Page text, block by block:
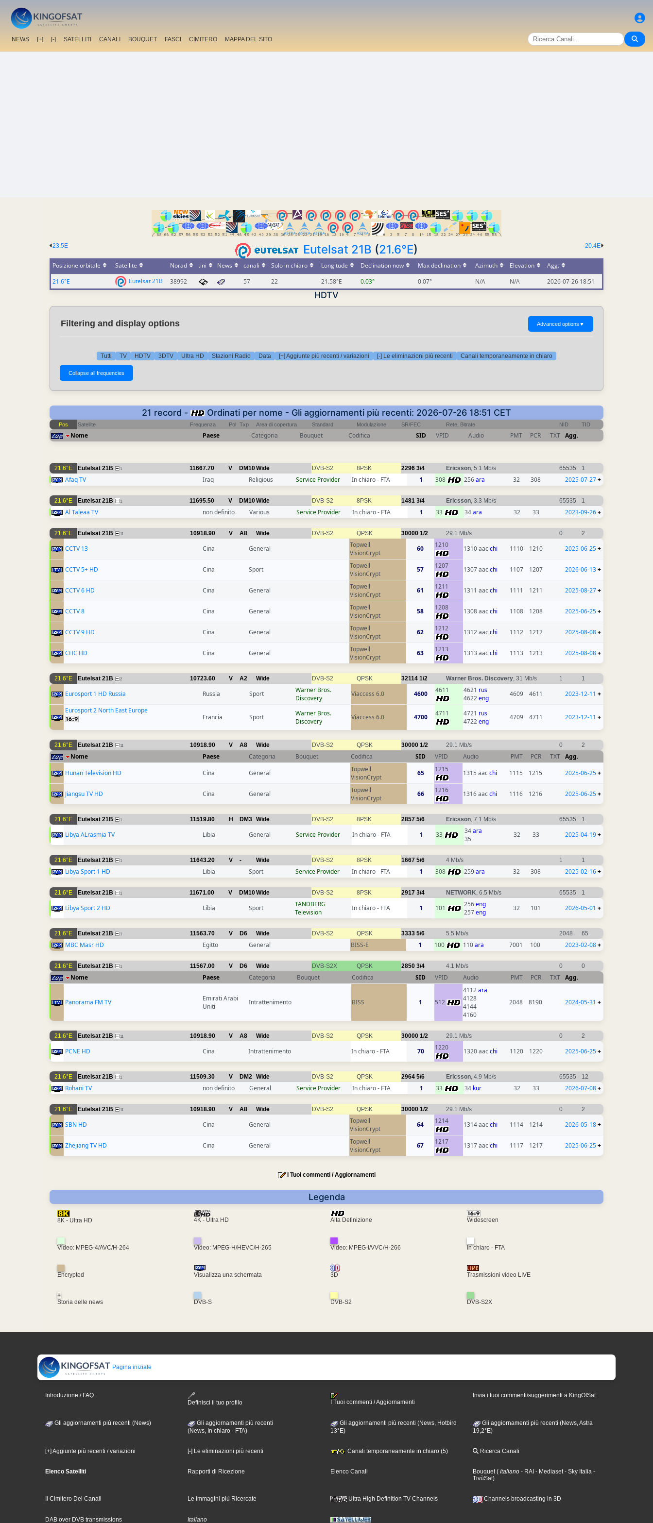
NEWS [+] [-] SATELLITI CANALI BOUQUET FASCI CIMITERO MAPPA DEL SITO
20.4E
23.5E Eutelsat 21B (21.6°E)
Posizione orbitale Satellite Norad .ini News canali Solo in chiaro Longitude Declination now Max declination Azimuth Elevation
Agg.
21.6°E
Eutelsat 21B 38992 57 22 21.58°E 0.03° 0.07° N/A N/A 2026-07-26 18:51
HDTV
Filtering and display options Advanced options ▼
Tutti TV HDTV 3DTV Ultra HD Stazioni Radio Data [+] Aggiunte più recenti / variazioni [-] Le eliminazioni più recenti Canali temporaneamente in chiaro
21 record - Ordinati per nome - Gli aggiornamenti più recenti: 2026-07-26 18:51 CET
Pos Satellite Frequenza Pol Txp Area di copertura Standard Modulazione SR/FEC Rete, Bitrate NID TID
Nome Paese Categoria Bouquet Codifica SID VPID Audio PMT PCR TXT Agg.
21.6°E Eutelsat 21B 1 11667.70 V DM10Wide DVB-S2 8PSK 2296 3/4 Ericsson , 5.1 Mb/s 65535 1
Afaq TV Iraq Religious Service Provider In chiaro - FTA 1 308 256ara 32 308 2025-07-27+
21.6°E Eutelsat 21B 1 11695.50 V DM10Wide DVB-S2 8PSK 1481 3/4 Ericsson , 3.3 Mb/s 65535 1
Al Taleaa TV non definito Various Service Provider In chiaro - FTA 1 33 34ara 32 33 2023-09-26+
21.6°E Eutelsat 21B 11 10918.90 V A8 Wide DVB-S2 QPSK 30000 1/2 29.1 Mb/s 0 2
CCTV 13 Cina General
Topwell
VisionCrypt
60 1210 1310 aacchi 1110 1210 2025-06-25+
CCTV 5+ HD Cina Sport
Topwell
VisionCrypt
57 1207 1307 aacchi 1107 1207 2026-06-13+
CCTV 6 HD Cina General
Topwell
VisionCrypt
61 1211 1311 aacchi 1111 1211 2025-08-27+
CCTV 8 Cina General
Topwell
VisionCrypt
58 1208 1308 aacchi 1108 1208 2025-06-25+
CCTV 9 HD Cina General
Topwell
VisionCrypt
62 1212 1312 aacchi 1112 1212 2025-08-08+
CHC HD Cina General
Topwell
VisionCrypt
63 1213 1313 aacchi 1113 1213 2025-08-08+
21.6°E Eutelsat 21B 2 10723.60 V A2 Wide DVB-S2 QPSK 32114 1/2 Warner Bros. Discovery , 31 Mb/s 1 1
Eurosport 1 HD Russia Russia Sport
Warner Bros.
Discovery
Viaccess 6.0 4600 4611 4621 rus
4622eng
4609 4611 2023-12-11 +
Eurosport 2 North East Europe
Francia
Sport
Warner Bros.
Discovery
Viaccess 6.0 4700 4711 4721 rus
4722eng
4709 4711 2023-12-11 +
21.6°E Eutelsat 21B 11 10918.90 V A8 Wide DVB-S2 QPSK 30000 1/2 29.1 Mb/s 0 2
Nome Paese Categoria Bouquet Codifica SID VPID Audio PMT PCR TXT Agg.
Hunan Television HD
Cina General
Topwell
VisionCrypt
65 1215 1315 aacchi 1115 1215 2025-06-25+
Jiangsu TV HD Cina General
Topwell
VisionCrypt
66 1216 1316 aacchi 1116 1216 2025-06-25+
21.6°E Eutelsat 21B 1 11519.80 H DM3 Wide DVB-S2 8PSK 2857 5/6 Ericsson , 7.1 Mb/s 65535 1
Libya ALrasmia TV Libia General Service Provider In chiaro - FTA 1 33 34ara
35
32 33 2025-04-19+
21.6°E Eutelsat 21B 1 11643.20 V - Wide DVB-S2 8PSK 1667 5/6 4 Mb/s 1 1
Libya Sport 1 HD Libia Sport Service Provider In chiaro - FTA 1 308 259ara 32 308 2025-02-16+
21.6°E Eutelsat 21B 1 11671.00 V DM10Wide DVB-S2 8PSK 2917 3/4 NETWORK , 6.5 Mb/s 65535 1
Libya Sport 2 HD Libia Sport
TANDBERG
Television
In chiaro - FTA 1 101 256eng
257eng
32 101 2026-05-01 +
21.6°E Eutelsat 21B 1 11563.70 V D6 Wide DVB-S2 QPSK 3333 5/6 5.5 Mb/s 2048 65
MBC Masr HD Egitto General BISS-E 1 100 110ara 7001 100 2023-02-08+
21.6°E Eutelsat 21B 1 11567.00 V D6 Wide DVB-S2X QPSK 2850 3/4 4.1 Mb/s 0 0
Nome Paese Categoria Bouquet Codifica SID VPID Audio PMT PCR TXT Agg.
Panorama FM TV
Emirati Arabi
Uniti
Intrattenimento BISS 1 512
4112ara
4128
4144
4160
2048 8190 2024-05-31 +
21.6°E Eutelsat 21B 11 10918.90 V A8 Wide DVB-S2 QPSK 30000 1/2 29.1 Mb/s 0 2
PCNE HD Cina Intrattenimento In chiaro - FTA 70 1220 1320 aacchi 1120 1220 2025-06-25+
21.6°E Eutelsat 21B 1 11509.30 V DM2 Wide DVB-S2 QPSK 2964 5/6 Ericsson , 4.9 Mb/s 65535 12
Rohani TV non definito General Service Provider In chiaro - FTA 1 33 34 kur 32 33 2026-07-08+
21.6°E Eutelsat 21B 11 10918.90 V A8 Wide DVB-S2 QPSK 30000 1/2 29.1 Mb/s 0 2
SBN HD Cina General
Topwell
VisionCrypt
64 1214 1314 aacchi 1114 1214 2026-05-18+
Zhejiang TV HD Cina General
Topwell
VisionCrypt
67 1217 1317 aacchi 1117 1217 2025-06-25+
I Tuoi commenti / Aggiornamenti
Legenda
8K - Ultra HD 4K - Ultra HD Alta Definizione Widescreen
Video: MPEG-4/AVC/H-264 Video: MPEG-H/HEVC/H-265 Video: MPEG-I/VVC/H-266 In chiaro - FTA
Encrypted Visualizza una schermata 3D Trasmissioni video LIVE
+
Storia delle news
DVB-S DVB-S2 DVB-S2X
Pagina iniziale
Introduzione / FAQ
Definisci il tuo profilo
I Tuoi commenti / Aggiornamenti
Invia i tuoi commenti/suggerimenti a KingOfSat
Gli aggiornamenti più recenti (News)
Gli aggiornamenti più recenti
(News, In chiaro - FTA)
Gli aggiornamenti più recenti (News, Hotbird
13°E)
Gli aggiornamenti più recenti (News, Astra
19,2°E)
[+] Aggiunte più recenti / variazioni [-] Le eliminazioni più recenti Canali temporaneamente in chiaro (5) Ricerca Canali
Elenco Satelliti Rapporti di Ricezione Elenco Canali Bouquet( Italiano - RAI - Mediaset- Sky Italia -
TivùSat)
Il Cimitero Dei Canali Le Immagini più Ricercate Ultra High Definition TV Channels Channels broadcasting in 3D
DAB over DVB transmissions Italiano